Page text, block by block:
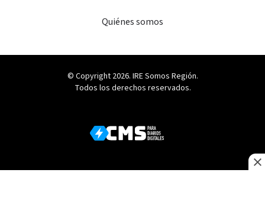
Quiénes somos
© Copyright 2026. IRE Somos Región.
Todos los derechos reservados.